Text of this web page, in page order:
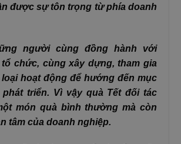
được sự tôn trọng từ phía doanh
người cùng đồng hành với
chức, cùng xây dựng, tham gia
loại hoạt động để hướng đến mục
triển. Vì vậy quà Tết đối tác
món quà bình thường mà còn
tâm của doanh nghiệp.